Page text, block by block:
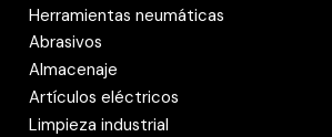
Herramientas neumáticas
Abrasivos
Almacenaje
Artículos eléctricos
Limpieza industrial